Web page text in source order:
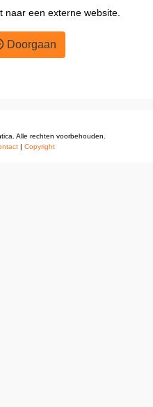
naar een externe website.
Doorgaan
Alle rechten voorbehouden.
| Copyright